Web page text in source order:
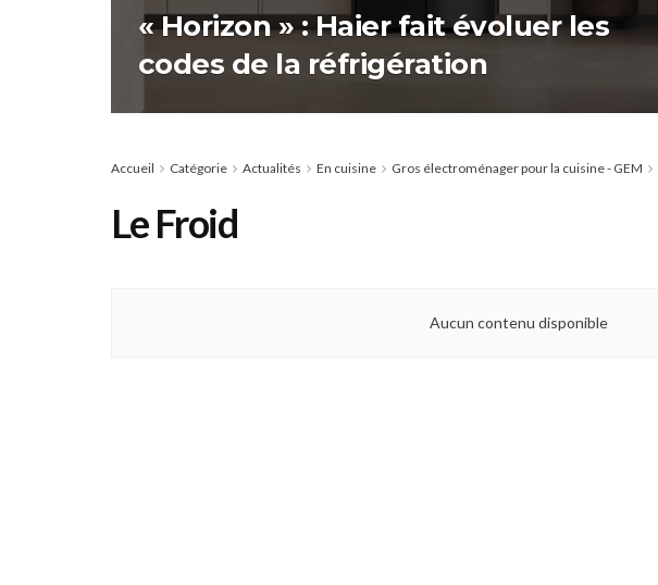
« Horizon » : Haier fait évoluer les
codes de la réfrigération
Accueil Catégorie Actualités En cuisine Gros électroménager pour la cuisine - GEM
Le Froid
Aucun contenu disponible